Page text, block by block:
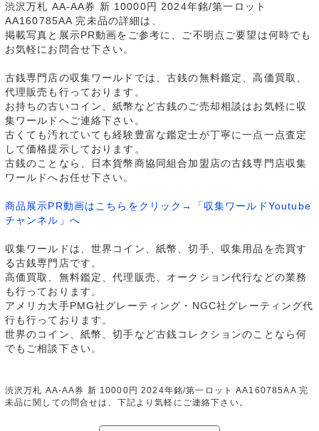
渋沢万札 AA-AA券 新 10000円 2024年銘/第一ロット
AA160785AA 完未品の詳細は、
掲載写真と展示PR動画をご参考に、ご不明点ご要望は何時でも
お気軽にお問合せ下さい。
古銭専門店の収集ワールドでは、古銭の無料鑑定、高価買取、
代理販売も行っております。
お持ちの古いコイン、紙幣など古銭のご売却相談はお気軽に収
集ワールドへご連絡下さい。
古くても汚れていても経験豊富な鑑定士が丁寧に一点一点査定
して価格提示しております。
古銭のことなら、日本貨幣商協同組合加盟店の古銭専門店収集
ワールドへお任せ下さい。
商品展示PR動画はこちらをクリック→「収集ワールドYoutube
チャンネル」へ
収集ワールドは、世界コイン、紙幣、切手、収集用品を売買す
る古銭専門店です。
高価買取、無料鑑定、代理販売、オークション代行などの業務
も行っております。
アメリカ大手PMG社グレーティング・NGC社グレーティング代
行も行っております。
世界のコイン、紙幣、切手など古銭コレクションのことなら何
でもご相談下さい。
渋沢万札 AA-AA券 新 10000円 2024年銘/第一ロット AA160785AA 完
未品に関しての問合せは、下記より気軽にご連絡下さい。